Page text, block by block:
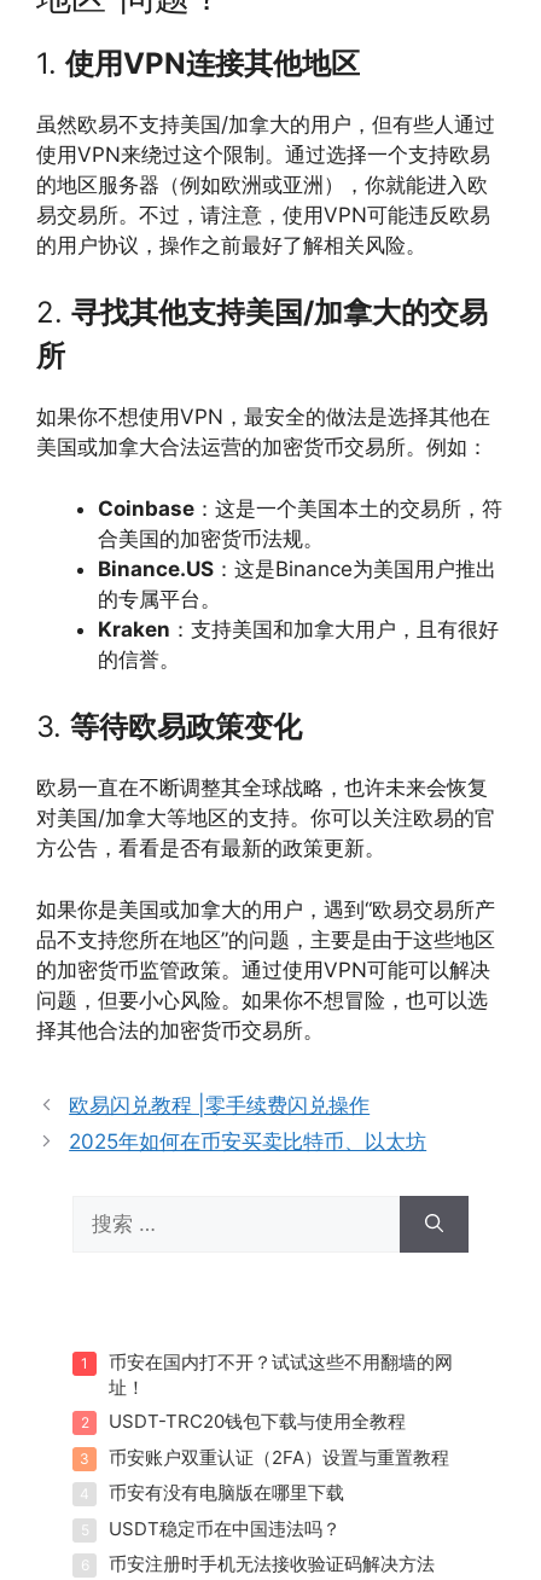
1.使用VPN连接其他地区
虽然欧易不支持美国/加拿大的用户，但有些人通过
使用VPN来绕过这个限制。通过选择一个支持欧易
的地区服务器（例如欧洲或亚洲），你就能进入欧
易交易所。不过，请注意，使用VPN可能违反欧易
的用户协议，操作之前最好了解相关风险。
2. 寻找其他支持美国/加拿大的交易
所
如果你不想使用VPN，最安全的做法是选择其他在
美国或加拿大合法运营的加密货币交易所。例如：
Coinbase ：这是一个美国本土的交易所，符
合美国的加密货币法规。
Binance.US ：这是Binance为美国用户推出
的专属平台。
Kraken ：支持美国和加拿大用户，且有很好
的信誉。
3. 等待欧易政策变化
欧易一直在不断调整其全球战略，也许未来会恢复
对美国/加拿大等地区的支持。你可以关注欧易的官
方公告，看看是否有最新的政策更新。
如果你是美国或加拿大的用户，遇到“欧易交易所产
品不支持您所在地区”的问题，主要是由于这些地区
的加密货币监管政策。通过使用VPN可能可以解决
问题，但要小心风险。如果你不想冒险，也可以选
择其他合法的加密货币交易所。
欧易闪兑教程 |零手续费闪兑操作
2025年如何在币安买卖比特币、以太坊
索：
1
币安在国内打不开？试试这些不用翻墙的网
址！
2 USDT-TRC20钱包下载与使用全教程
3 币安账户双重认证（2FA）设置与重置教程
4 币安有没有电脑版在哪里下载
5 USDT稳定币在中国违法吗？
6 币安注册时手机无法接收验证码解决方法